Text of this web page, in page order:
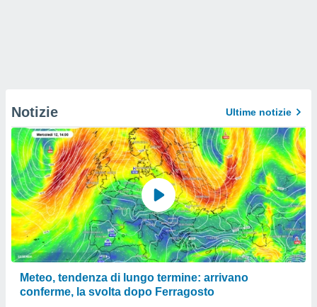
Notizie Ultime notizie
Meteo, tendenza di lungo termine: arrivano
conferme, la svolta dopo Ferragosto